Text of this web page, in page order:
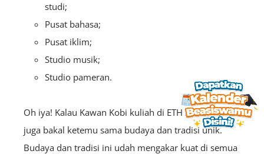
studi;
Pusat bahasa;
Pusat iklim;
Studio musik;
Studio pameran.
Oh iya! Kalau Kawan Kobi kuliah di ETH Zurich, kamu
juga bakal ketemu sama budaya dan tradisi unik.
Budaya dan tradisi ini udah mengakar kuat di semua